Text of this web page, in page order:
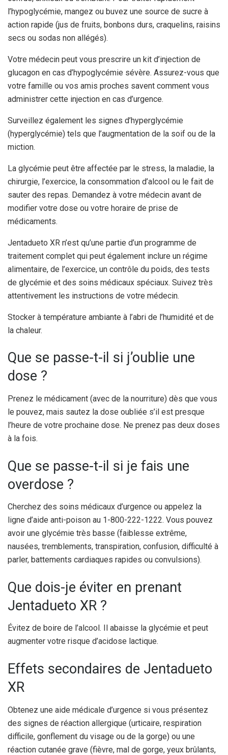
l’hypoglycémie, mangez ou buvez une source de sucre à
action rapide (jus de fruits, bonbons durs, craquelins, raisins
secs ou sodas non allégés).
Votre médecin peut vous prescrire un kit d’injection de
glucagon en cas d’hypoglycémie sévère. Assurez-vous que
votre famille ou vos amis proches savent comment vous
administrer cette injection en cas d’urgence.
Surveillez également les signes d’hyperglycémie
(hyperglycémie) tels que l’augmentation de la soif ou de la
miction.
La glycémie peut être affectée par le stress, la maladie, la
chirurgie, l’exercice, la consommation d’alcool ou le fait de
sauter des repas. Demandez à votre médecin avant de
modifier votre dose ou votre horaire de prise de
médicaments.
Jentadueto XR n’est qu’une partie d’un programme de
traitement complet qui peut également inclure un régime
alimentaire, de l’exercice, un contrôle du poids, des tests
de glycémie et des soins médicaux spéciaux. Suivez très
attentivement les instructions de votre médecin.
Stocker à température ambiante à l’abri de l’humidité et de
la chaleur.
Que se passe-t-il si j’oublie une
dose ?
Prenez le médicament (avec de la nourriture) dès que vous
le pouvez, mais sautez la dose oubliée s’il est presque
l’heure de votre prochaine dose. Ne prenez pas deux doses
à la fois.
Que se passe-t-il si je fais une
overdose ?
Cherchez des soins médicaux d’urgence ou appelez la
ligne d’aide anti-poison au 1-800-222-1222. Vous pouvez
avoir une glycémie très basse (faiblesse extrême,
nausées, tremblements, transpiration, confusion, difficulté à
parler, battements cardiaques rapides ou convulsions).
Que dois-je éviter en prenant
Jentadueto XR ?
Évitez de boire de l’alcool. Il abaisse la glycémie et peut
augmenter votre risque d’acidose lactique.
Effets secondaires de Jentadueto
XR
Obtenez une aide médicale d’urgence si vous présentez
des signes de réaction allergique (urticaire, respiration
difficile, gonflement du visage ou de la gorge) ou une
réaction cutanée grave (fièvre, mal de gorge, yeux brûlants,